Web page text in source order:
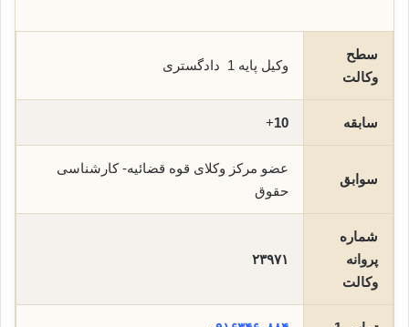
سطح
وکالت
وکیل پایه 1 دادگستری
سابقه 10
+
سوابق
عضو مرکز وکلای قوه قضائیه- کارشناسی
حقوق
شماره
پروانه
وکالت
۲۳۹۷۱